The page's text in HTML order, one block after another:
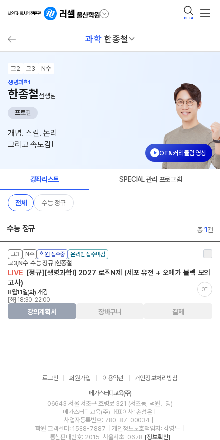
BETA
과학 한종철
고2 고3
N수
생명과학I
한종철선생님
프로필
개념. 스킬. 논리
그리고 속도감!
OT&커리큘럼 영상
강좌리스트 SPECIAL 관리 프로그램
전체 수능 정규
수능 정규 총1 건
고3 N수 학원 접수중 온라인 접수마감
고3,N수 수능 정규 한종철
LIVE [정규][생명과학I] 2027 로직N제 (세포 유전 + 오메가 블랙 모의
고사)
OT
8월11일(화) 개강
[화] 18:30-22:00
강의계획서 장바구니 결제
로그인 회원가입 이용약관 개인정보처리방침
메가스터디교육(주)
06643 서울 서초구 효령로 321 (서초동, 덕원빌딩)
메가스터디교육(주) 대표이사: 손성은 |
사업자등록번호: 780-87-00034
학원 고객센터: 1588-7887
| 개인정보보호책임자: 김영무
통신판매번호: 2015-서울서초-0678 [정보확인]